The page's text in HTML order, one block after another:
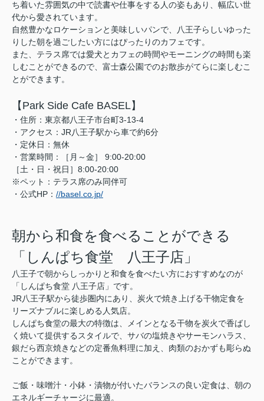
ち着いた雰囲気の中で読書や仕事をする人の姿もあり、幅広い世
代から愛されています。
自然豊かなロケーションと美味しいパンで、八王子らしいゆった
りした朝を過ごしたい方にはぴったりのカフェです。
また、テラス席では愛犬とカフェの時間やモーニングの時間も楽
しむことができるので、富士森公園でのお散歩がてらに楽しむこ
とができます。
【Park Side Cafe BASEL】
・住所：東京都八王子市台町3-13-4
・アクセス：JR八王子駅から車で約6分
・定休日：無休
・営業時間：［月～金］ 9:00-20:00
［土・日・祝日］8:00-20:00
※ペット：テラス席のみ同伴可
・公式HP： //basel.co.jp/
朝から和食を食べることができる
「しんぱち食堂 八王子店」
八王子で朝からしっかりと和食を食べたい方におすすめなのが
「しんぱち食堂 八王子店」です。
JR八王子駅から徒歩圏内にあり、炭火で焼き上げる干物定食を
リーズナブルに楽しめる人気店。
しんぱち食堂の最大の特徴は、メインとなる干物を炭火で香ばし
く焼いて提供するスタイルで、サバの塩焼きやサーモンハラス、
銀だら西京焼きなどの定番魚料理に加え、肉類のおかずも彫らぬ
ことができます。
ご飯・味噌汁・小鉢・漬物が付いたバランスの良い定食は、朝の
エネルギーチャージに最適。